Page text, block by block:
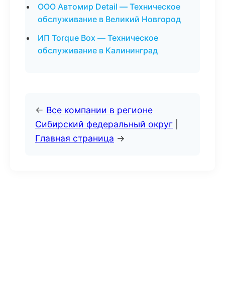
ООО Автомир Detail — Техническое
обслуживание в Великий Новгород
ИП Torque Box — Техническое
обслуживание в Калининград
← Все компании в регионе
Сибирский федеральный округ
Главная страница →